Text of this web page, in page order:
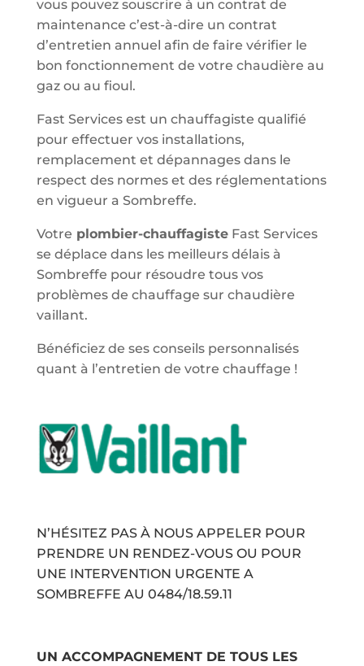
vous pouvez souscrire à un contrat de
maintenance c’est-à-dire un contrat
d’entretien annuel afin de faire vérifier le
bon fonctionnement de votre chaudière au
gaz ou au fioul.
Fast Services est un chauffagiste qualifié
pour effectuer vos installations,
remplacement et dépannages dans le
respect des normes et des réglementations
en vigueur a Sombreffe.
Votre plombier-chauffagisteFast Services
se déplace dans les meilleurs délais à
Sombreffe pour résoudre tous vos
problèmes de chauffage sur chaudière
vaillant.
Bénéficiez de ses conseils personnalisés
quant à l’entretien de votre chauffage !
N’HÉSITEZ PAS À NOUS APPELER POUR
PRENDRE UN RENDEZ-VOUS OU POUR
UNE INTERVENTION URGENTE A
SOMBREFFE AU 0484/18.59.11
UN ACCOMPAGNEMENT DE TOUS LES